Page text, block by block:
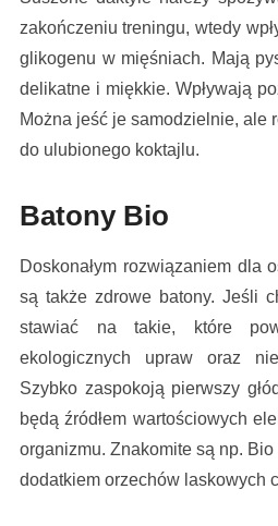
zakończeniu treningu, wtedy
glikogenu w mięśniach. Mają
delikatne i miękkie. Wpływają
Można jeść je samodzielnie, ale
do ulubionego koktajlu.
Batony Bio
Doskonałym rozwiązaniem dla
są także zdrowe batony. Jeśli
stawiać na takie, które
ekologicznych upraw oraz
Szybko zaspokoją pierwszy
będą źródłem wartościowych
organizmu. Znakomite są np.
dodatkiem orzechów laskowych